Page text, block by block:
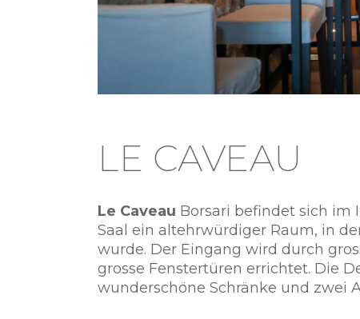
LE CAVEAU
Le Caveau Borsari befindet sich im
Saal ein altehrwürdiger Raum, in
wurde. Der Eingang wird durch
grosse Fenstertüren errichtet. Die
wunderschöne Schränke und zwei